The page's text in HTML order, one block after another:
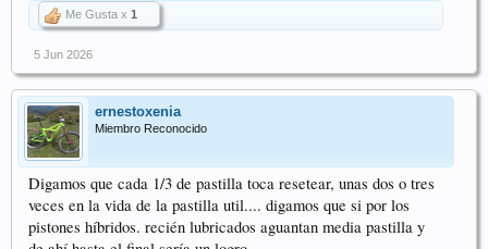
Me Gusta x 1
5 Jun 2026
ernestoxenia
Miembro Reconocido
Digamos que cada 1/3 de pastilla toca resetear, unas dos o tres
veces en la vida de la pastilla util.... digamos que si por los
pistones híbridos. recién lubricados aguantan media pastilla y